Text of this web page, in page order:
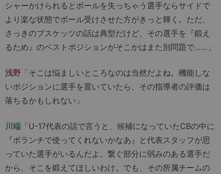
シャーかけられるとボールを失っちゃう選手ならサイドで
より楽な状態でボール受けさせた方がきっと輝く。ただ、
さっきのブスケッツの話は典型だけど、その選手を『鍛え
るため』のベストポジションがそこかはまた別問題で……」
浅野 「そこは悩ましいところなのは当然だよね。機能しな
いポジションに選手を置いていたら、その指導者の評価は
落ちるかもしれない」
川端 「U-17代表の話で言うと、候補になっていたCBの中に
『ボランチで使ってくれないかなあ』と代表スタッフが思
っていた選手がいるんだよ。繋ぐ部分に弱みのある選手だ
から、そこを鍛えてほしいわけ。でも、その所属チームの